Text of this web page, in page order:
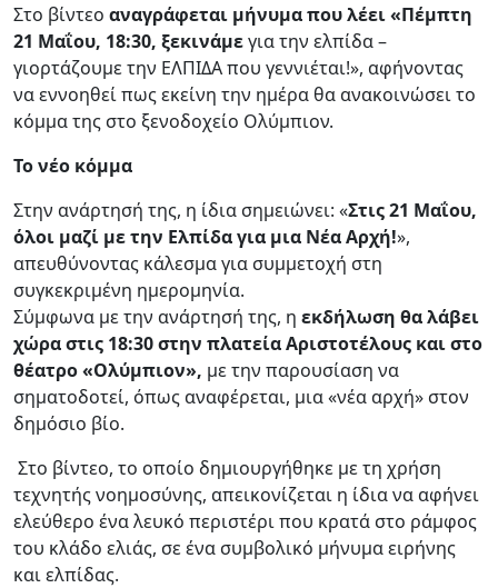
Στο βίντεο αναγράφεται μήνυμα που λέει «Πέμπτη
21 Μαΐου, 18:30, ξεκινάμεγια την ελπίδα –
γιορτάζουμε την ΕΛΠΙΔΑ που γεννιέται!», αφήνοντας
να εννοηθεί πως εκείνη την ημέρα θα ανακοινώσει το
κόμμα της στο ξενοδοχείο Ολύμπιον.
Το νέο κόμμα
Στην ανάρτησή της, η ίδια σημειώνει: «Στις 21 Μαΐου,
όλοι μαζί με την Ελπίδα για μια Νέα Αρχή!»,
απευθύνοντας κάλεσμα για συμμετοχή στη
συγκεκριμένη ημερομηνία.
Σύμφωνα με την ανάρτησή της, η εκδήλωση θα λάβει
χώρα στις 18:30 στην πλατεία Αριστοτέλους και στο
θέατρο «Ολύμπιον», με την παρουσίαση να
σηματοδοτεί, όπως αναφέρεται, μια «νέα αρχή» στον
δημόσιο βίο.
Στο βίντεο, το οποίο δημιουργήθηκε με τη χρήση
τεχνητής νοημοσύνης, απεικονίζεται η ίδια να αφήνει
ελεύθερο ένα λευκό περιστέρι που κρατά στο ράμφος
του κλάδο ελιάς, σε ένα συμβολικό μήνυμα ειρήνης
και ελπίδας.